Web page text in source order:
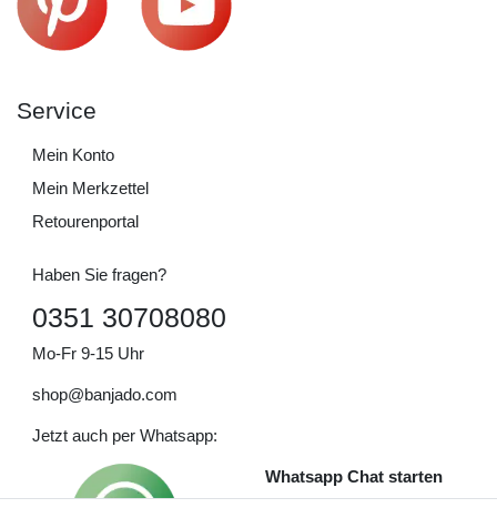
Service
Mein Konto
Mein Merkzettel
Retourenportal
Haben Sie fragen?
0351 30708080
Mo-Fr 9-15 Uhr
shop@banjado.com
Jetzt auch per Whatsapp:
Whatsapp Chat starten